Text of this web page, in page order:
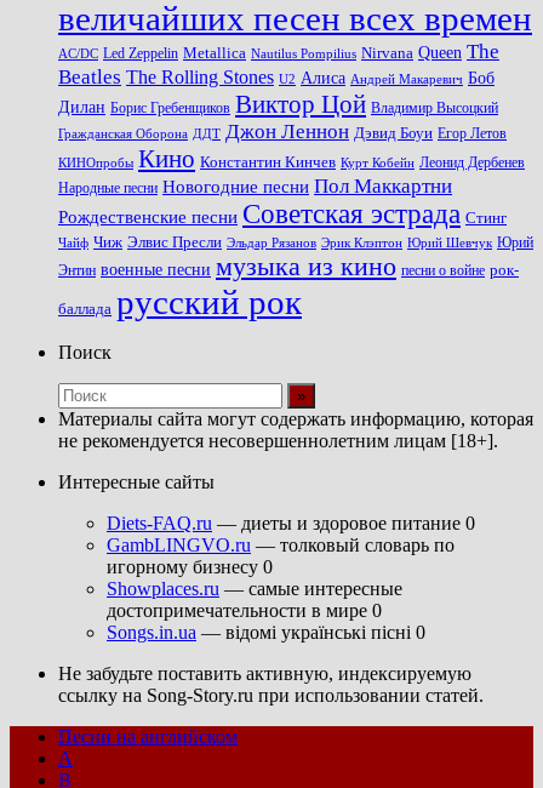
величайших песен всех времен
AC/DC Led Zeppelin Metallica Nautilus Pompilius Nirvana Queen The
Beatles The Rolling Stones U2 Алиса Андрей Макаревич Боб
Дилан Борис Гребенщиков Виктор Цой Владимир Высоцкий
Гражданская Оборона ДДТ Джон Леннон Дэвид Боуи Егор Летов
КИНОпробы Кино Константин Кинчев Курт Кобейн Леонид Дербенев
Народные песни Новогодние песни Пол Маккартни
Рождественские песни Советская эстрада Стинг
Чайф Чиж Элвис Пресли Эльдар Рязанов Эрик Клэптон Юрий Шевчук Юрий
Энтин военные песни музыка из кино песни о войне рок-
баллада русский рок
Поиск
Материалы сайта могут содержать информацию, которая
не рекомендуется несовершеннолетним лицам [18+].
Интересные сайты
Diets-FAQ.ru — диеты и здоровое питание 0
GambLINGVO.ru — толковый словарь по
игорному бизнесу 0
Showplaces.ru — самые интересные
достопримечательности в мире 0
Songs.in.ua — відомі українські пісні 0
Не забудьте поставить активную, индексируемую
ссылку на Song-Story.ru при использовании статей.
Песни на английском
A
B